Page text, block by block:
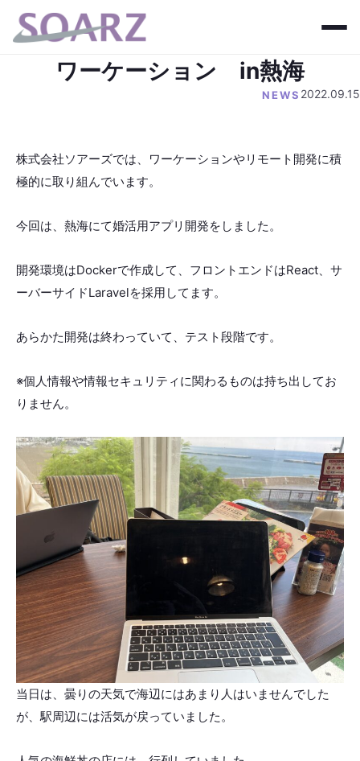
ワーケーション in熱海
NEWS 2022.09.15
株式会社ソアーズでは、ワーケーションやリモート開発に積
極的に取り組んでいます。
今回は、熱海にて婚活用アプリ開発をしました。
開発環境はDockerで作成して、フロントエンドはReact、サ
ーバーサイドLaravelを採用してます。
あらかた開発は終わっていて、テスト段階です。
※個人情報や情報セキュリティに関わるものは持ち出してお
りません。
当日は、曇りの天気で海辺にはあまり人はいませんでした
が、駅周辺には活気が戻っていました。